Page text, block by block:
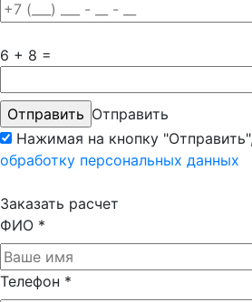
6 + 8 =
Отправить
Нажимая на кнопку
обработку персональных данных
Заказать расчет
ФИО *
Телефон *